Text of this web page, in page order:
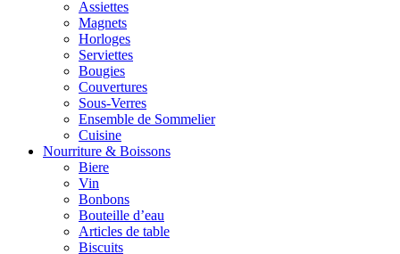
Assiettes
Magnets
Horloges
Serviettes
Bougies
Couvertures
Sous-Verres
Ensemble de Sommelier
Cuisine
Nourriture & Boissons
Biere
Vin
Bonbons
Bouteille d’eau
Articles de table
Biscuits